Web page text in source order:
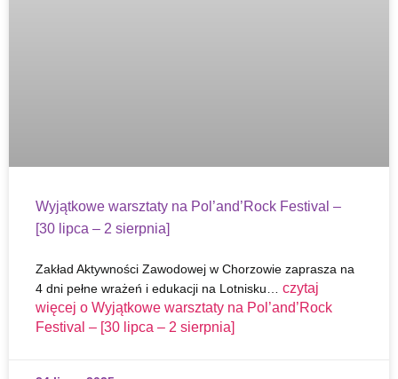
Wyjątkowe warsztaty na Pol’and’Rock Festival –
[30 lipca – 2 sierpnia]
Zakład Aktywności Zawodowej w Chorzowie zaprasza na
4 dni pełne wrażeń i edukacji na Lotnisku… czytaj
więcej o Wyjątkowe warsztaty na Pol’and’Rock
Festival – [30 lipca – 2 sierpnia]